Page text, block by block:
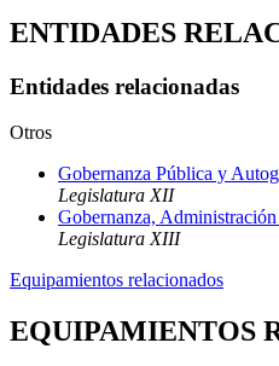
ENTIDADES
Entidades relacionadas
Otros
Gobernanza Pública y
Legislatura XII
Gobernanza,
Legislatura XIII
Equipamientos relacionados
EQUIPAMIENTOS